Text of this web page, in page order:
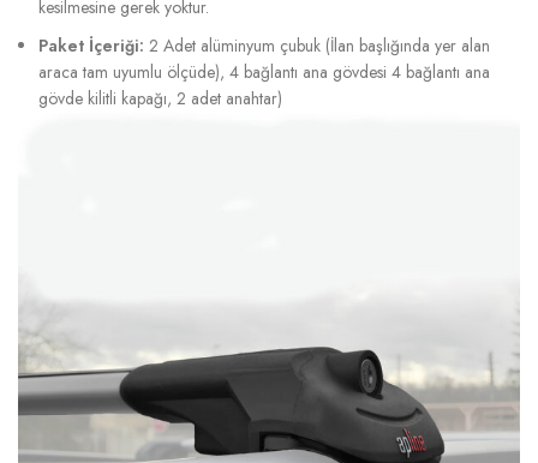
kesilmesine gerek yoktur.
Paket İçeriği: 2 Adet alüminyum çubuk (İlan başlığında yer alan
araca tam uyumlu ölçüde), 4 bağlantı ana gövdesi 4 bağlantı ana
gövde kilitli kapağı, 2 adet anahtar)